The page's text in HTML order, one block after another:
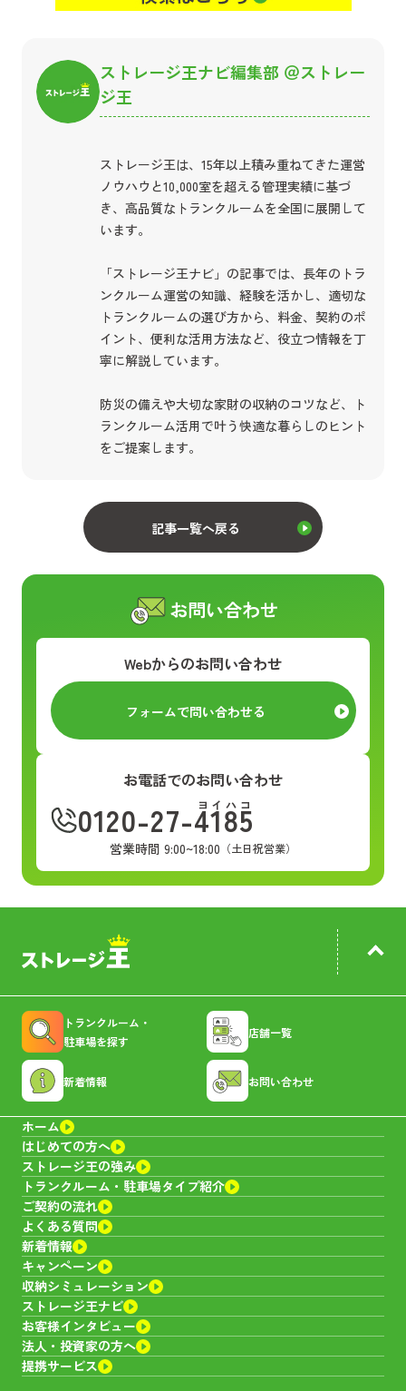
ストレージ王ナビ編集部 ＠ストレー
ジ王
ストレージ王は、15年以上積み重ねてきた運営
ノウハウと10,000室を超える管理実績に基づ
き、高品質なトランクルームを全国に展開して
います。
「ストレージ王ナビ」の記事では、長年のトラ
ンクルーム運営の知識、経験を活かし、適切な
トランクルームの選び方から、料金、契約のポ
イント、便利な活用方法など、役立つ情報を丁
寧に解説しています。
防災の備えや大切な家財の収納のコツなど、ト
ランクルーム活用で叶う快適な暮らしのヒント
をご提案します。
記事一覧へ戻る
お問い合わせ
Webからのお問い合わせ
フォームで問い合わせる
お電話でのお問い合わせ
0120-27-4185
ヨイハコ
営業時間 9:00~18:00 （土日祝営業）
トランクルーム・
駐車場を探す
店舗一覧
新着情報 お問い合わせ
ホーム
はじめての方へ
ストレージ王の強み
トランクルーム・ 駐車場タイプ紹介
ご契約の流れ
よくある質問
新着情報
キャンペーン
収納シミュレーション
ストレージ王ナビ
お客様インタビュー
法人・投資家の方へ
提携サービス